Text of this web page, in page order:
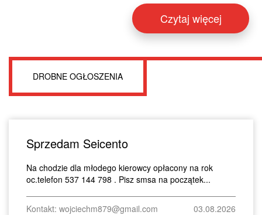
Czytaj więcej
DROBNE OGŁOSZENIA
Sprzedam Seicento
Na chodzie dla młodego kierowcy opłacony na rok
oc.telefon 537 144 798 . Pisz smsa na początek...
Kontakt: wojciechm879@gmail.com 03.08.2026